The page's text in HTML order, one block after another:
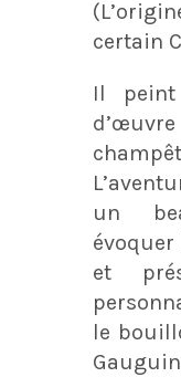
certain
Il
un
évoquer
et
le